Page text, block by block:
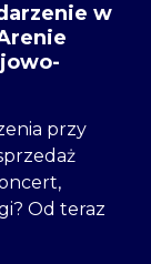
w
przy
Od teraz